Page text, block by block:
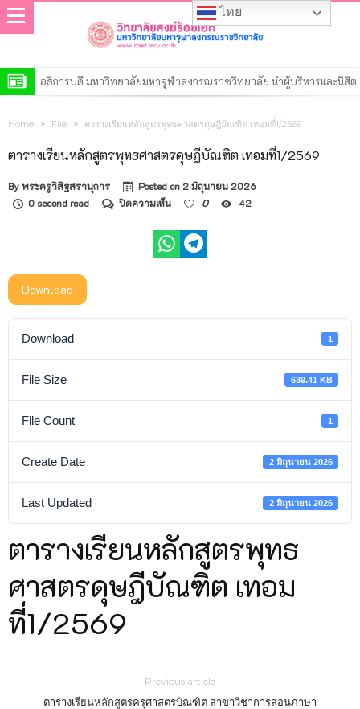
อธิการบดี มหาวิทยาลัยมหาจุฬาลงกรณราชวิทยาลัย นำผู้บริหารและนิสิต
ของสำนักงานตรวจสอบภายใน ประจำปี ๒๕๖๙
ประกาศวิทยาลัยสงฆ์ร้อยเอ็ด มหาวิทยาลัยมหาจุฬาลงกรณราชวิทยาลัย
เรื่อง รายชื่อผู้มีสิทธิ์เข้าศึกษาต่อหลักสูตรรัฐประศาสนศาสตรมหาบัณฑิต
ประกาศวิทยาลัยสงฆ์ร้อยเอ็ด มหาวิทยาลัยมหาจุฬาลงกรณราชวิทยาลัย
วิชาพระพุทธศาสนา รอบที่ ๒ ประจำปีการศึกษา ๒๕๖๙
เรื่อง รายชื่อผู้มีสิทธิ์เข้าศึกษาต่อหลักสูตรพุทธศาสตรมหาบัณฑิต สาขา
วิชาพระพุทธศาสนา รอบที่ ๒ ประจำปีการศึกษา ๒๕๖๙
ประกาศวิทยาลัยสงฆ์ร้อยเอ็ด มหาวิทยาลัยมหาจุฬาลงกรณราชวิทยาลัย
เรื่อง รายชื่อผู้มีสิทธิ์เข้าศึกษาต่อหลักสูตรครุศาสตรมหาบัณฑิต สาขา
วิชาการบริหารการศึกษา รอบที่ ๒ ประจำปีการศึกษา ๒๕๖๙
ประกาศวิทยาลัยสงฆ์ร้อยเอ็ด มหาวิทยาลัยมหาจุฬาลงกรณราชวิทยาลัย
เรื่อง รายชื่อผู้มีสิทธิ์เข้าศึกษาต่อหลักสูตรระดับปริญญาตรีรอบที่ ๒ ประจำ
ประกาศวิทยาลัยสงฆ์ร้อยเอ็ด มหาวิทยาลัยมหาจุฬาลงกรณราชวิทยาลัย
สงฆ์ร้อยเอ็ด ตำบลนิเวศน์ อำเภอธวัชบุรี จังหวัดร้อยเอ็ด ๑ งาน ด้วยวิธี
Home File ตารางเรียนหลักสูตรพุทธศาสตรดุษฎีบัณฑิต เทอมที่1/2569
ตารางเรียนหลักสูตรพุทธศาสตรดุษฎีบัณฑิต เทอมที่1/2569
Byพระครูวิสิฐสรานุการ Posted on 2 มิถุนายน 2026
0 second read
ปิดความเห็นบน
เรียน
หลักสูตร
พุทธ
ที่1/2569
0 42
Download
Download 1
File Size 639.41 KB
File Count 1
Create Date 2 มิถุนายน 2026
Last Updated 2 มิถุนายน 2026
ตารางเรียนหลักสูตรพุทธ
ศาสตรดุษฎีบัณฑิต เทอม
ที่1/2569
Previous article
ตารางเรียนหลักสูตรครุศาสตรบัณฑิต สาขาวิชาการสอนภาษา
ไทย